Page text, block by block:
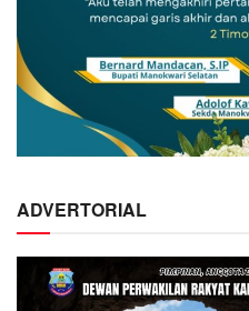
ADVERTORIAL